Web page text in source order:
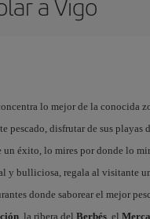
lo mejor de la conocida
pescado, disfrutar de sus
éxito, lo mires por donde lo
y bulliciosa, regala al visitante
donde saborear el mejor
, la ribera del Berbés, el